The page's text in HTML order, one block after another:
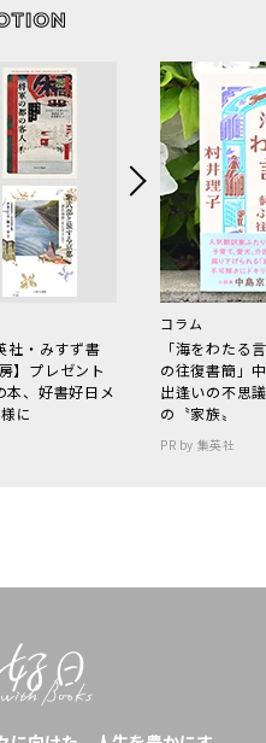
社・みすず書
】プレゼント
本、好書好日メ
に
コラム
「海をわた
の往復書簡」
出逢いの不思
の〝家族〟
PR by 集英社